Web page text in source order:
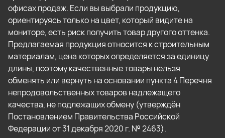
офисах продаж. Если вы выбрали продукцию,
ориентируясь только на цвет, который видите на
мониторе, есть риск получить товар другого оттенка.
Предлагаемая продукция относится к строительным
материалам, цена которых определяется за единицу
длины, поэтому качественные товары нельзя
обменять или вернуть на основании пункта 4 Перечня
непродовольственных товаров надлежащего
качества, не подлежащих обмену (утверждён
Постановлением Правительства Российской
Федерации от 31 декабря 2020 г. № 2463).